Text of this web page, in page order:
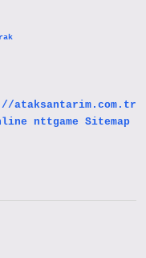
ataksantarim.com.tr
nttgame Sitemap